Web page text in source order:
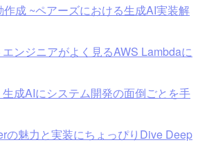
成 ~ペアーズにおける生成AI実装解
ンジニアがよく見るAWS Lambdaに
成AIにシステム開発の面倒ごとを手
の魅力と実装にちょっぴりDive Deep